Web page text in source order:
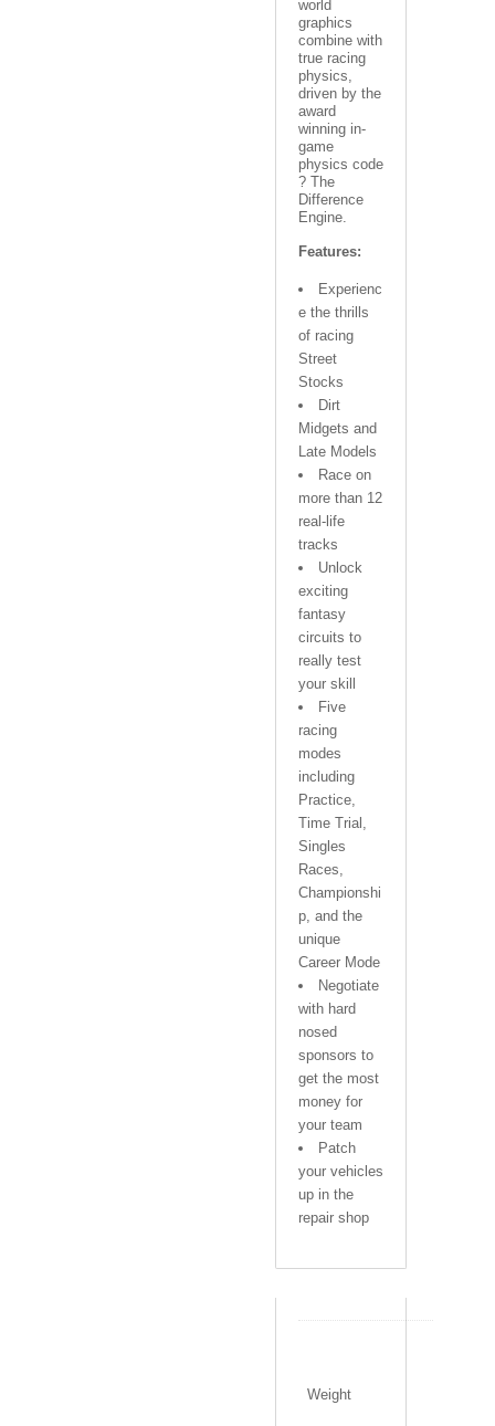
world
graphics
combine with
true racing
physics,
driven by the
award
winning in-
game
physics code
? The
Difference
Engine.
Features:
Experienc
e the thrills
of racing
Street
Stocks
Dirt
Midgets and
Late Models
Race on
more than 12
real-life
tracks
Unlock
exciting
fantasy
circuits to
really test
your skill
Five
racing
modes
including
Practice,
Time Trial,
Singles
Races,
Championshi
p, and the
unique
Career Mode
Negotiate
with hard
nosed
sponsors to
get the most
money for
your team
Patch
your vehicles
up in the
repair shop
Weight